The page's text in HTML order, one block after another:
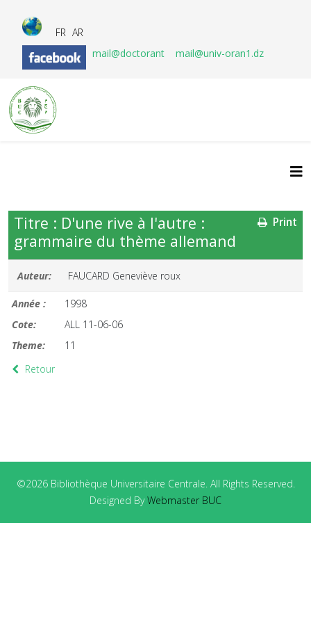
FR AR
mail@doctorant
mail@univ-oran1.dz
Print
Titre : D'une rive à l'autre :
grammaire du thème allemand
Auteur: FAUCARD Geneviève roux
Année :
1998
Cote:
ALL 11-06-06
Theme:
11
Retour
©2026 Bibliothèque Universitaire Centrale. All Rights Reserved.
Designed ByWebmaster BUC